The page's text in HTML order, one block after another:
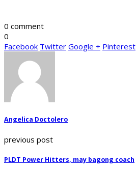
0 comment
0
Facebook Twitter Google + Pinterest
Angelica Doctolero
previous post
PLDT Power Hitters, may bagong coach